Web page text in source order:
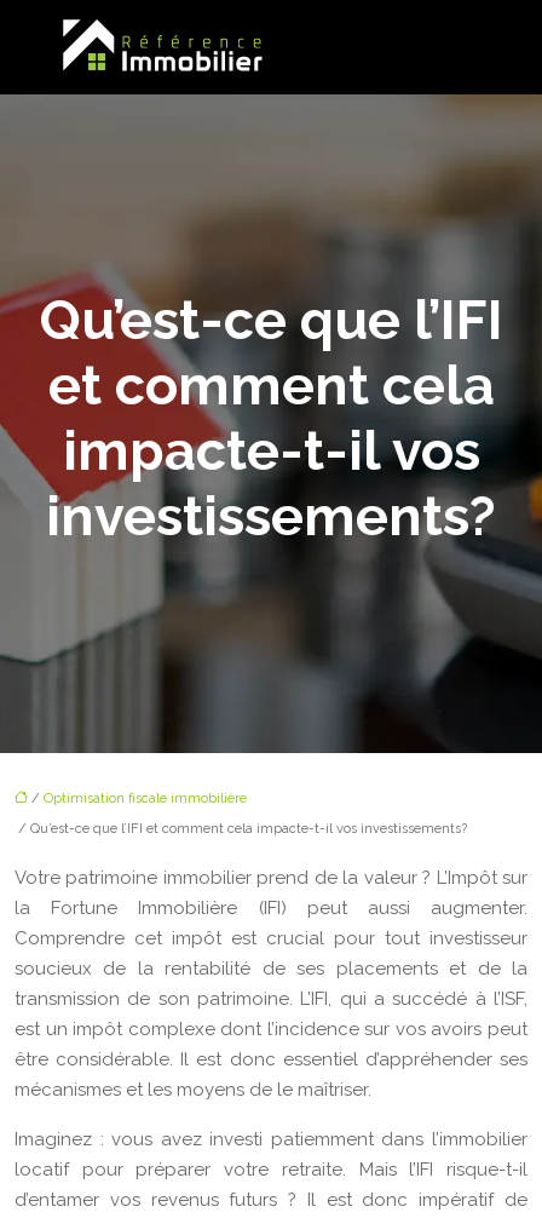
Qu’est-ce que l’IFI
et comment cela
impacte-t-il vos
investissements?
/ Optimisation fiscale immobilière
/ Qu’est-ce que l’IFI et comment cela impacte-t-il vos investissements?
Votre patrimoine immobilier prend de la valeur ? L’Impôt sur
la Fortune Immobilière (IFI) peut aussi augmenter.
Comprendre cet impôt est crucial pour tout investisseur
soucieux de la rentabilité de ses placements et de la
transmission de son patrimoine. L’IFI, qui a succédé à l’ISF,
est un impôt complexe dont l’incidence sur vos avoirs peut
être considérable. Il est donc essentiel d’appréhender ses
mécanismes et les moyens de le maîtriser.
Imaginez : vous avez investi patiemment dans l’immobilier
locatif pour préparer votre retraite. Mais l’IFI risque-t-il
d’entamer vos revenus futurs ? Il est donc impératif de